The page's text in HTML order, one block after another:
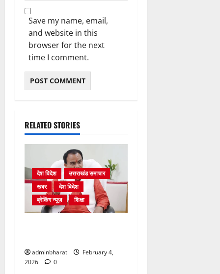
Save my name, email,
and website in this
browser for the next
time I comment.
RELATED STORIES
देश विदेश
उत्तराखंड समाचार
खबर
देश विदेश
ब्रेकिंग न्यूज़
शिक्षा
adminbharat
February 4,
2026
0